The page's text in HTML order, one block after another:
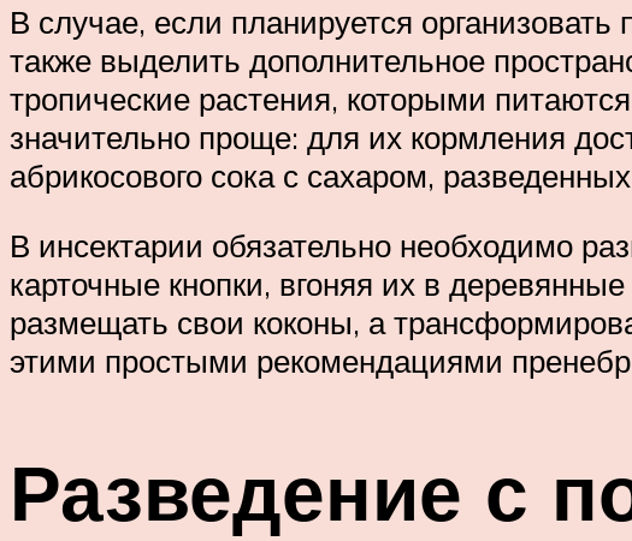
В случае, если планируется
также выделить дополнительное
тропические растения, которыми
значительно проще: для их кормления
абрикосового сока с сахаром,
В инсектарии обязательно необходимо
карточные кнопки, вгоняя их в
размещать свои коконы, а
этими простыми рекомендациями
Разведение с